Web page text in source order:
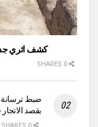
كشف اثري
ضبط
بقصد